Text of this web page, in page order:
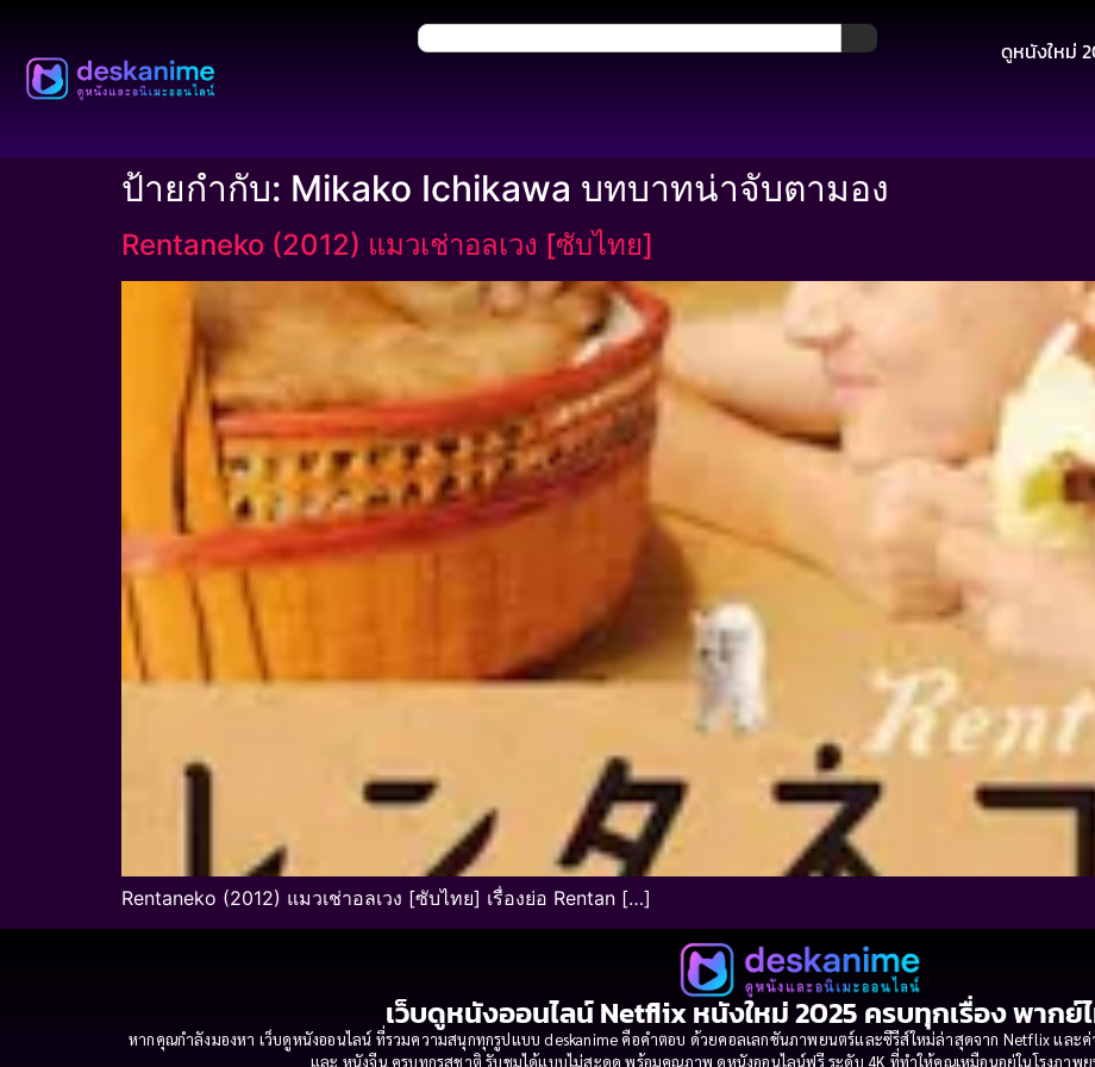
ดูหนังใหม่
ป้ายกำกับ: Mikako Ichikawa บทบาทน่าจับตามอง
Rentaneko (2012) แมวเช่าอลเวง [ซับไทย]
Rentaneko (2012) แมวเช่าอลเวง [ซับไทย] เรื่องย่อ Rentan […]
เว็บดูหนังออนไลน์ Netflix หนังใหม่ 2025 ครบทุกเรื่อง พากย์
หากคุณกำลังมองหา เว็บดูหนังออนไลน์ ที่รวมความสนุกทุกรูปแบบ deskanime คือคำตอบ ด้วยคอลเลกชันภาพยนตร์และซีรีส์ใหม่ล่าสุดจาก Netflix และค่
และ หนังจีน ครบทุกรสชาติ รับชมได้แบบไม่สะดุด พร้อมคุณภาพ ดูหนังออนไลน์ฟรี ระดับ 4K ที่ทำให้คุณเหมือนอยู่ในโรงภาพย